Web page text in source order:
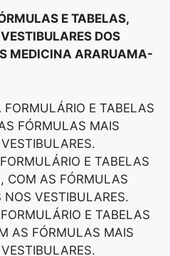
E TABELAS,
DOS
MEDICINA ARARUAMA-
E TABELAS
FÓRMULAS MAIS
E TABELAS
COM AS FÓRMULAS
NOS VESTIBULARES.
E TABELAS
AS FÓRMULAS MAIS